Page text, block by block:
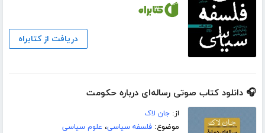
دریافت از کتابراه
🎧 دانلود کتاب صوتی رساله‌ای درباره حکومت
از:جان لاک
موضوع:فلسفه سیاسی، علوم سیاسی